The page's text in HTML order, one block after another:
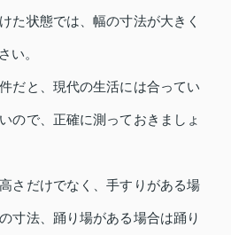
た状態では、幅の寸法が大きく
い。
だと、現代の生活には合ってい
ので、正確に測っておきましょ
さだけでなく、手すりがある場
寸法、踊り場がある場合は踊り